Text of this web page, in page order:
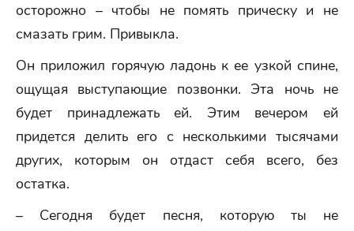
осторожно – чтобы не помять прическу и не
смазать грим. Привыкла.
Он приложил горячую ладонь к ее узкой спине,
ощущая выступающие позвонки. Эта ночь не
будет принадлежать ей. Этим вечером ей
придется делить его с несколькими тысячами
других, которым он отдаст себя всего, без
остатка.
– Сегодня будет песня, которую ты не